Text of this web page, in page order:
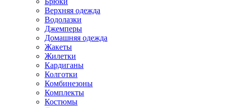
Верхняя одежда
Водолазки
Джемперы
Домашняя одежда
Жакеты
Жилетки
Кардиганы
Колготки
Комбинезоны
Комплекты
Костюмы